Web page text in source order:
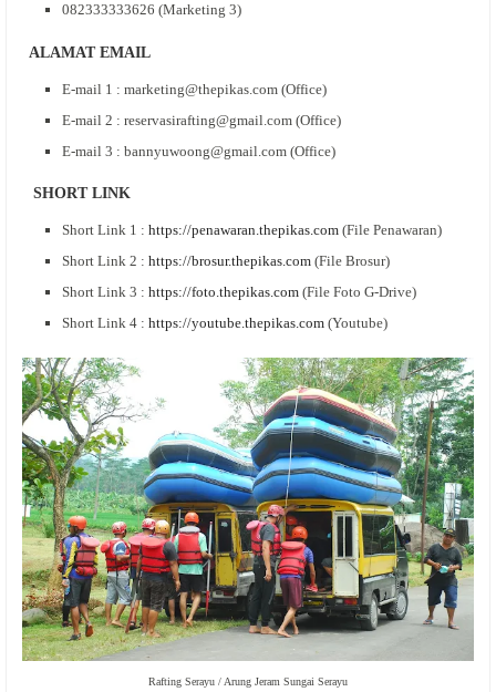
082333333626 (Marketing 3)
ALAMAT EMAIL
E-mail 1 : marketing@thepikas.com (Office)
E-mail 2 : reservasirafting@gmail.com (Office)
E-mail 3 : bannyuwoong@gmail.com (Office)
SHORT LINK
Short Link 1 : https://penawaran.thepikas.com (File Penawaran)
Short Link 2 : https://brosur.thepikas.com (File Brosur)
Short Link 3 : https://foto.thepikas.com (File Foto G-Drive)
Short Link 4 : https://youtube.thepikas.com (Youtube)
Rafting Serayu / Arung Jeram Sungai Serayu